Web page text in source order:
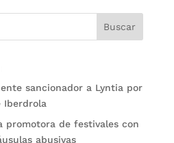
sancionador a Lyntia por
Iberdrola
promotora de festivales con
abusivas